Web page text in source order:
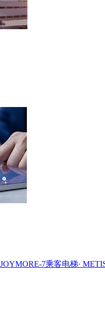
JOYMORE-7乘客电梯·